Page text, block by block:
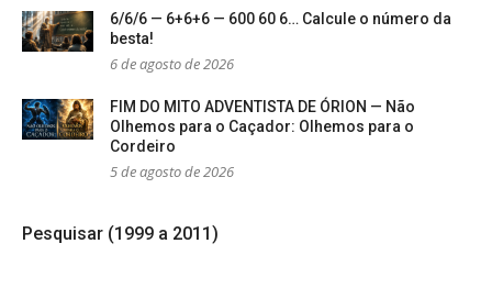
6/6/6 — 6+6+6 — 600 60 6… Calcule o número da
besta!
6 de agosto de 2026
FIM DO MITO ADVENTISTA DE ÓRION — Não
Olhemos para o Caçador: Olhemos para o
Cordeiro
5 de agosto de 2026
Pesquisar (1999 a 2011)